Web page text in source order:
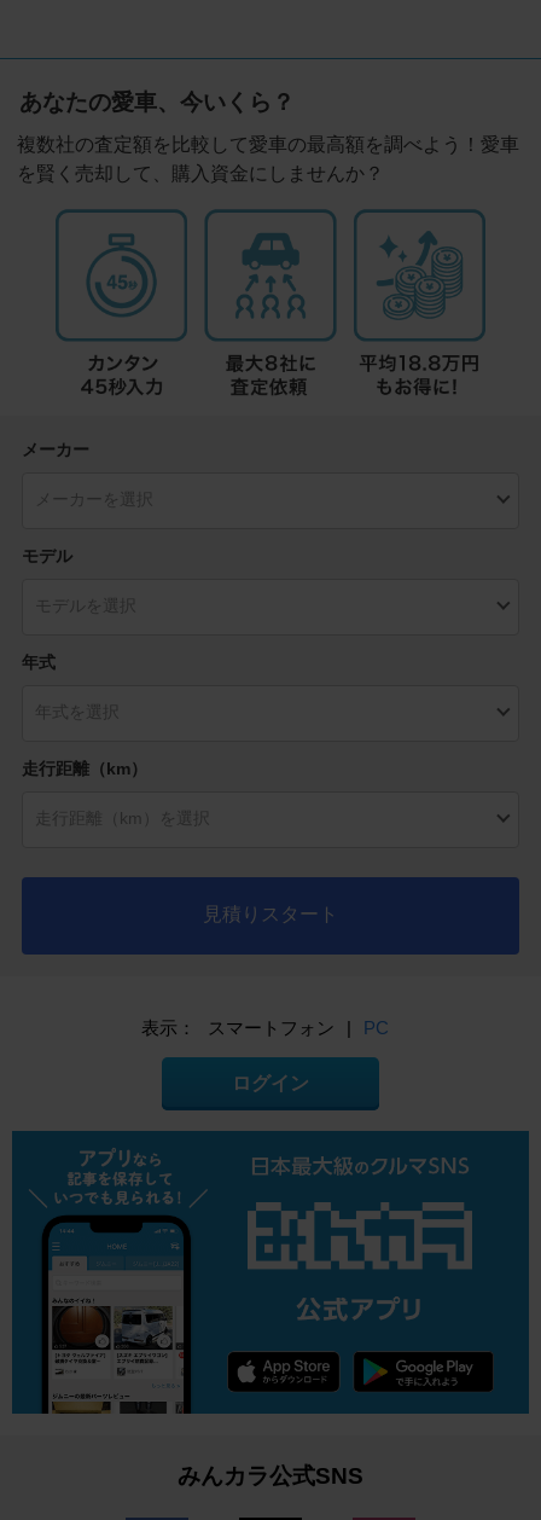
あなたの愛車、今いくら？
複数社の査定額を比較して愛車の最高額を調べよう！愛車
を賢く売却して、購入資金にしませんか？
メーカー
モデル
年式
走行距離（km）
見積りスタート
表示： スマートフォン | PC
ログイン
みんカラ公式SNS